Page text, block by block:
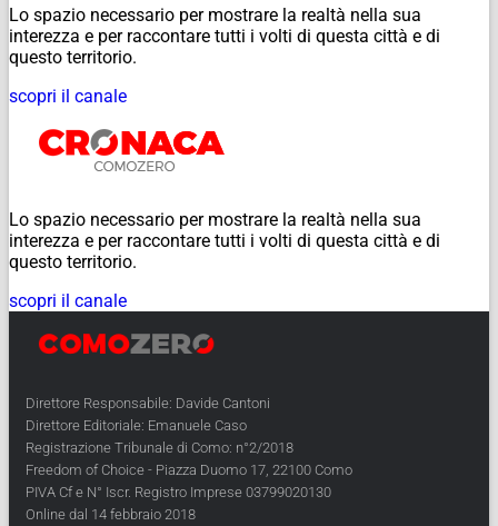
Lo spazio necessario per mostrare la realtà nella sua
interezza e per raccontare tutti i volti di questa città e di
questo territorio.
scopri il canale
Lo spazio necessario per mostrare la realtà nella sua
interezza e per raccontare tutti i volti di questa città e di
questo territorio.
scopri il canale
Direttore Responsabile: Davide Cantoni
Direttore Editoriale: Emanuele Caso
Registrazione Tribunale di Como: n°2/2018
Freedom of Choice - Piazza Duomo 17, 22100 Como
PIVA Cf e N° Iscr. Registro Imprese 03799020130
Online dal 14 febbraio 2018